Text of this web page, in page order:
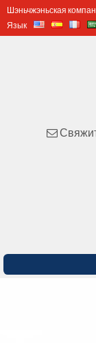
Шэньчжэньская
Язык
